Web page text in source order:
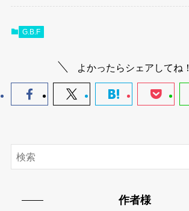
G.B.F
よかったらシェアしてね！
作者様